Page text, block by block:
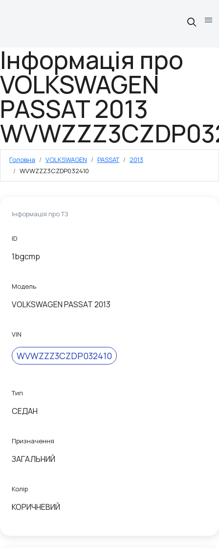
Інформація про
VOLKSWAGEN
PASSAT 2013
Головна VOLKSWAGEN PASSAT
2013
WVWZZZ3CZDP032410
Інформація про ТЗ
ID
1bgcmp
Модель
VOLKSWAGEN PASSAT 2013
VIN
WVWZZZ3CZDP032410
Тип
СЕДАН
Призначення
ЗАГАЛЬНИЙ
Колір
КОРИЧНЕВИЙ